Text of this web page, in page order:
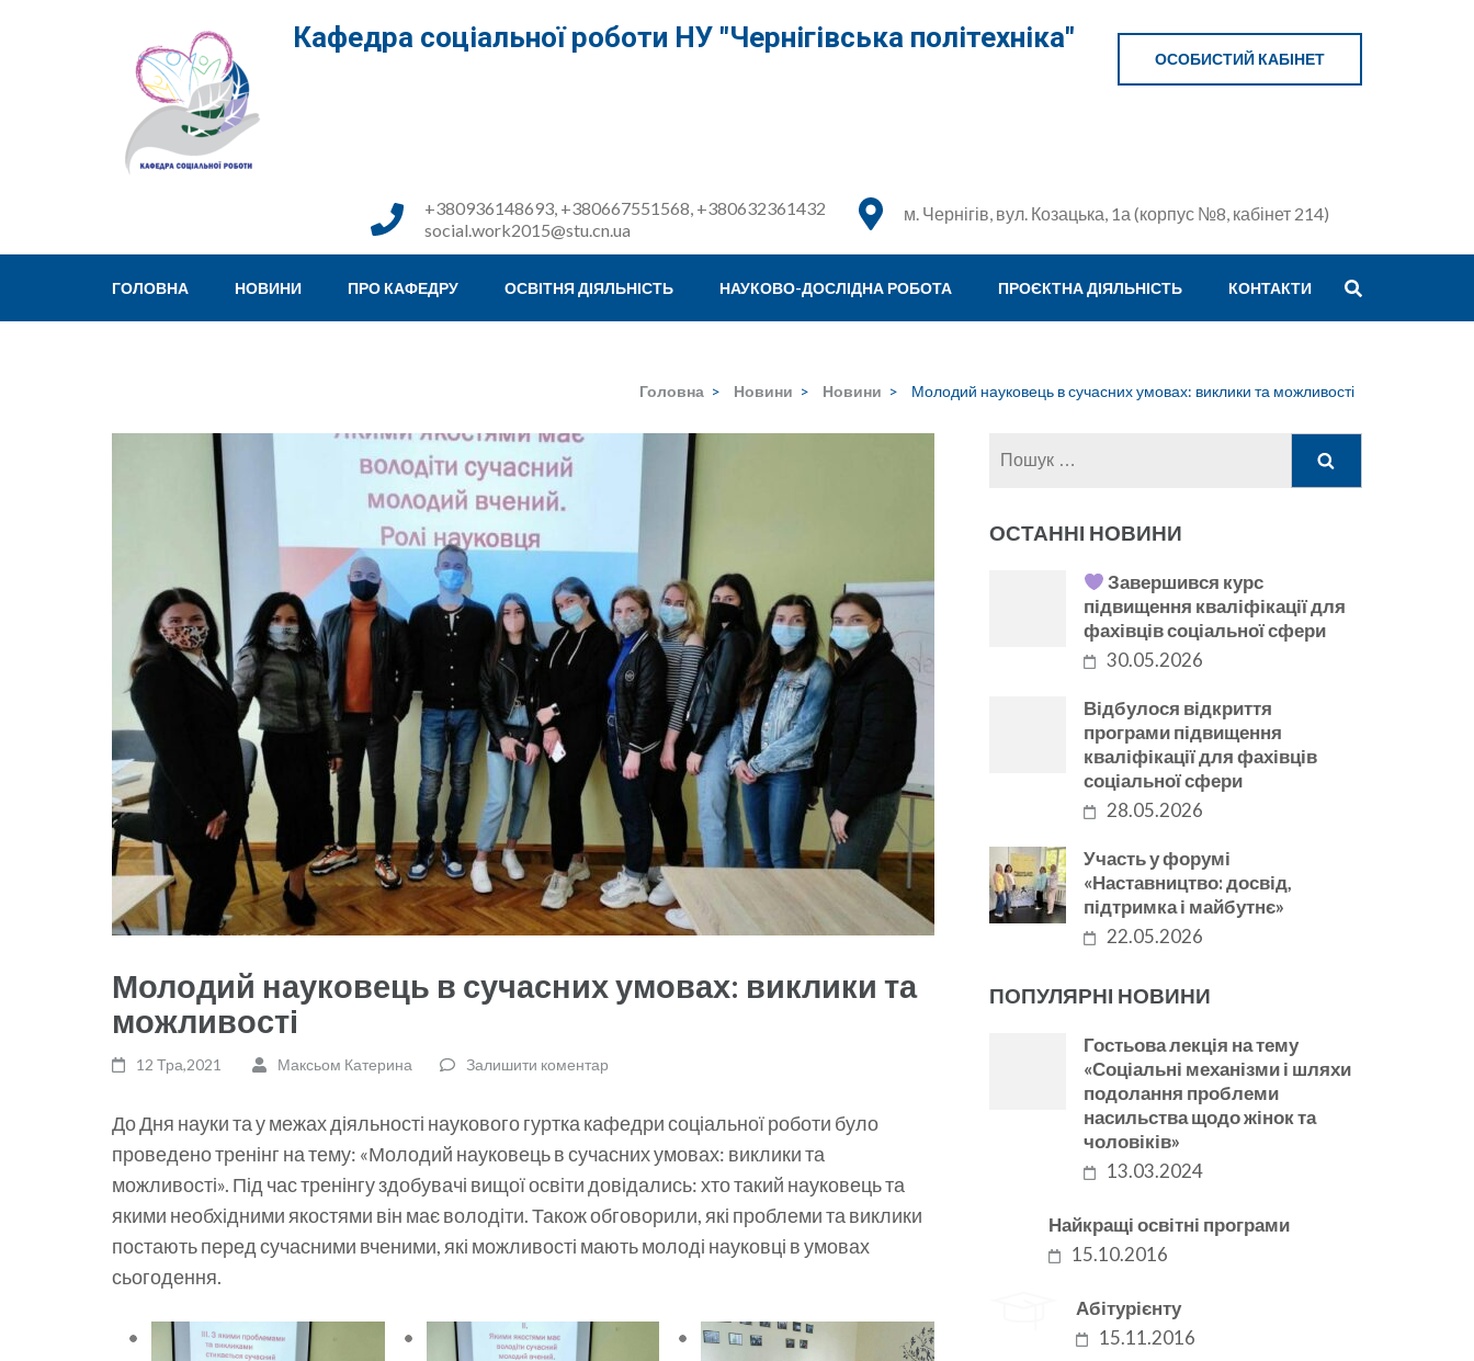
Кафедра соціальної роботи НУ "Чернігівська політехніка"
ОСОБИСТИЙ КАБІНЕТ
м. Чернігів, вул. Козацька, 1а (корпус №8, кабінет 214)
+380936148693, +380667551568, +380632361432
social.work2015@stu.cn.ua
ГОЛОВНА НОВИНИ ПРО КАФЕДРУ ОСВІТНЯ ДІЯЛЬНІСТЬ НАУКОВО-ДОСЛІДНА РОБОТА ПРОЄКТНА ДІЯЛЬНІСТЬ КОНТАКТИ
Головна > Новини > Новини > Молодий науковець в сучасних умовах: виклики та можливості
Молодий науковець в сучасних умовах: виклики та
можливості
12 Тра,2021 Максьом Катерина Залишити коментар
До Дня науки та у межах діяльності наукового гуртка кафедри соціальної роботи було
проведено тренінг на тему: «Молодий науковець в сучасних умовах: виклики та
можливості». Під час тренінгу здобувачі вищої освіти довідались: хто такий науковець та
якими необхідними якостями він має володіти. Також обговорили, які проблеми та виклики
постають перед сучасними вченими, які можливості мають молоді науковці в умовах
сьогодення.
Пошук:
ОСТАННІ НОВИНИ
Завершився курс
підвищення кваліфікації для
фахівців соціальної сфери
30.05.2026
Відбулося відкриття
програми підвищення
кваліфікації для фахівців
соціальної сфери
28.05.2026
Участь у форумі
«Наставництво: досвід,
підтримка і майбутнє»
22.05.2026
ПОПУЛЯРНІ НОВИНИ
Гостьова лекція на тему
«Соціальні механізми і шляхи
подолання проблеми
насильства щодо жінок та
чоловіків»
13.03.2024
Найкращі освітні програми
15.10.2016
Абітурієнту
15.11.2016